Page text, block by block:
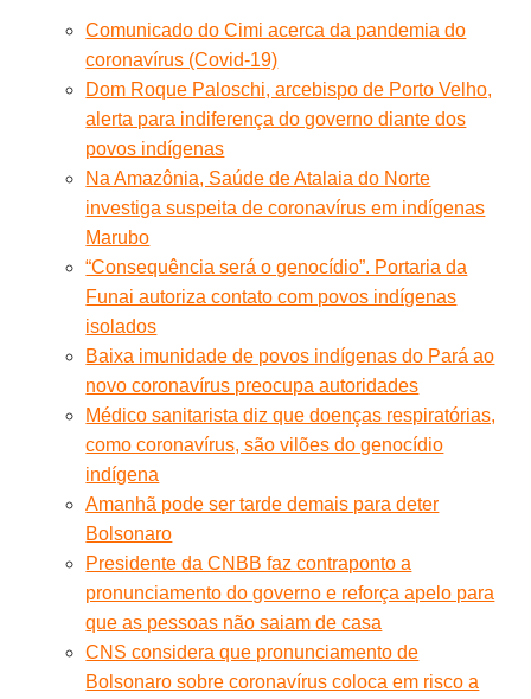
Comunicado do Cimi acerca da pandemia do
coronavírus (Covid-19)
Dom Roque Paloschi, arcebispo de Porto Velho,
alerta para indiferença do governo diante dos
povos indígenas
Na Amazônia, Saúde de Atalaia do Norte
investiga suspeita de coronavírus em indígenas
Marubo
“Consequência será o genocídio”. Portaria da
Funai autoriza contato com povos indígenas
isolados
Baixa imunidade de povos indígenas do Pará ao
novo coronavírus preocupa autoridades
Médico sanitarista diz que doenças respiratórias,
como coronavírus, são vilões do genocídio
indígena
Amanhã pode ser tarde demais para deter
Bolsonaro
Presidente da CNBB faz contraponto a
pronunciamento do governo e reforça apelo para
que as pessoas não saiam de casa
CNS considera que pronunciamento de
Bolsonaro sobre coronavírus coloca em risco a